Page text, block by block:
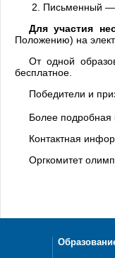
Письменный —
Для участия
Положению) на
От одной
бесплатное.
Победители и
Более
Контактная
Оргкомитет